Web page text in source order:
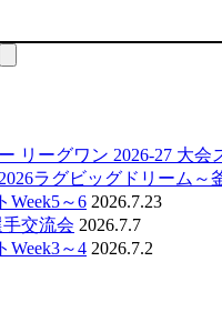
リーグワン 2026-27 大会
ラグビッグドリーム～
Week5～6 2026.7.23
手交流会 2026.7.7
Week3～4 2026.7.2